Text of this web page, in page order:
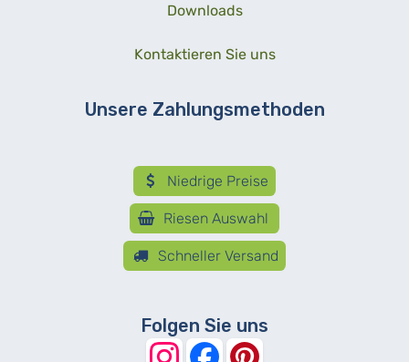
Downloads
Kontaktieren Sie uns
Unsere Zahlungsmethoden
Niedrige Preise
Riesen Auswahl
Schneller Versand
Folgen Sie uns